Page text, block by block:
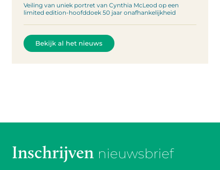
Veiling van uniek portret van Cynthia McLeod op een
limited edition-hoofddoek 50 jaar onafhankelijkheid
Bekijk al het nieuws
Inschrijven nieuwsbrief